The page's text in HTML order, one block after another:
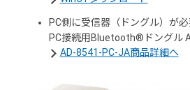
PC側に受信器（ドングル）が必
PC接続用Bluetooth®ドングル
AD-8541-PC-JA商品詳細へ